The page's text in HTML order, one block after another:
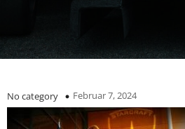
No category Februar 7, 2024